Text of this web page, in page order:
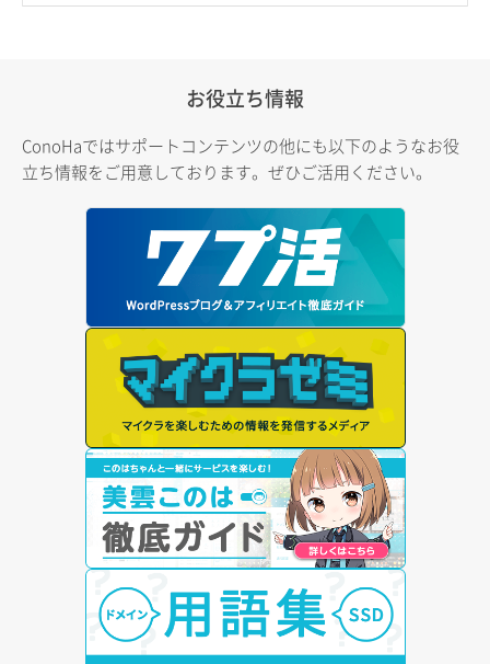
お役立ち情報
ConoHaではサポートコンテンツの他にも以下のようなお役
立ち情報をご用意しております。ぜひご活用ください。